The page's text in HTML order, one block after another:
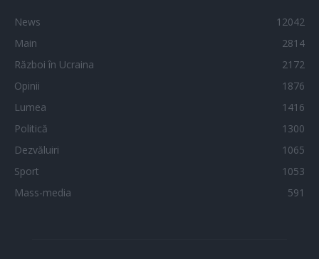
News
12042
Main
2814
Război în Ucraina
2172
Opinii
1876
Lumea
1416
Politică
1300
Dezvăluiri
1065
Sport
1053
Mass-media
591